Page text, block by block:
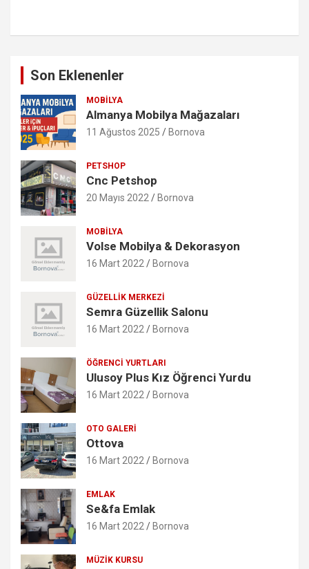
Son Eklenenler
MOBILYA
Almanya Mobilya Mağazaları
11 Ağustos 2025 Bornova
PETSHOP
Cnc Petshop
20 Mayıs 2022 Bornova
MOBILYA
Volse Mobilya & Dekorasyon
16 Mart 2022 Bornova
GÜZELLIK MERKEZI
Semra Güzellik Salonu
16 Mart 2022 Bornova
ÖĞRENCI YURTLARI
Ulusoy Plus Kız Öğrenci Yurdu
16 Mart 2022 Bornova
OTO GALERI
Ottova
16 Mart 2022 Bornova
EMLAK
Se&fa Emlak
16 Mart 2022 Bornova
MÜZIK KURSU